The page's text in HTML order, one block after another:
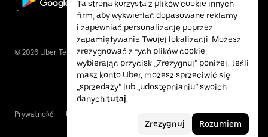
© 2026 Uber Technologies Inc.
Prywatność Ułatwienia dostępu
Ta strona korzysta z plików cookie innych
firm, aby wyświetlać dopasowane reklamy
i zapewniać personalizację poprzez
zapamiętywanie Twojej lokalizacji. Możesz
zrezygnować z tych plików cookie,
wybierając przycisk „Zrezygnuj” poniżej. Jeśli
masz konto Uber, możesz sprzeciwić się
„sprzedaży” lub „udostępnianiu” swoich
danychtutaj.
Zrezygnuj Rozumiem